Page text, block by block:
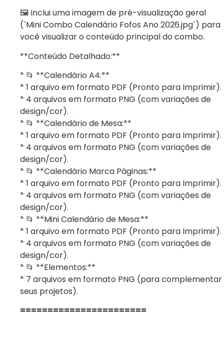
🖼️ Inclui uma imagem de pré-visualização geral
(`Mini Combo Calendário Fofos Ano 2026.jpg`) para
você visualizar o conteúdo principal do combo.
**Conteúdo Detalhado:**
* 📂 **Calendário A4:**
* 1 arquivo em formato PDF (Pronto para Imprimir).
* 4 arquivos em formato PNG (com variações de
design/cor).
* 📂 **Calendário de Mesa:**
* 1 arquivo em formato PDF (Pronto para Imprimir).
* 4 arquivos em formato PNG (com variações de
design/cor).
* 📂 **Calendário Marca Páginas:**
* 1 arquivo em formato PDF (Pronto para Imprimir).
* 4 arquivos em formato PNG (com variações de
design/cor).
* 📂 **Mini Calendário de Mesa:**
* 1 arquivo em formato PDF (Pronto para Imprimir).
* 4 arquivos em formato PNG (com variações de
design/cor).
* 📂 **Elementos:**
* 7 arquivos em formato PNG (para complementar
seus projetos).
=======================